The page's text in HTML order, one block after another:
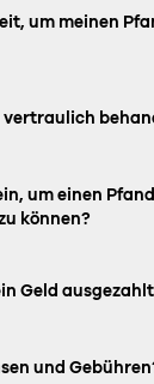
um meinen
vertraulich
um einen
können?
Geld
und